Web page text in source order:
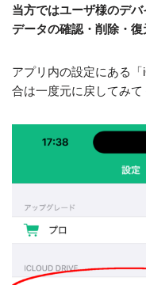
当方ではユーザ様のデ
データの確認・削除・復
アプリ内の設定にある
合は一度元に戻してみて